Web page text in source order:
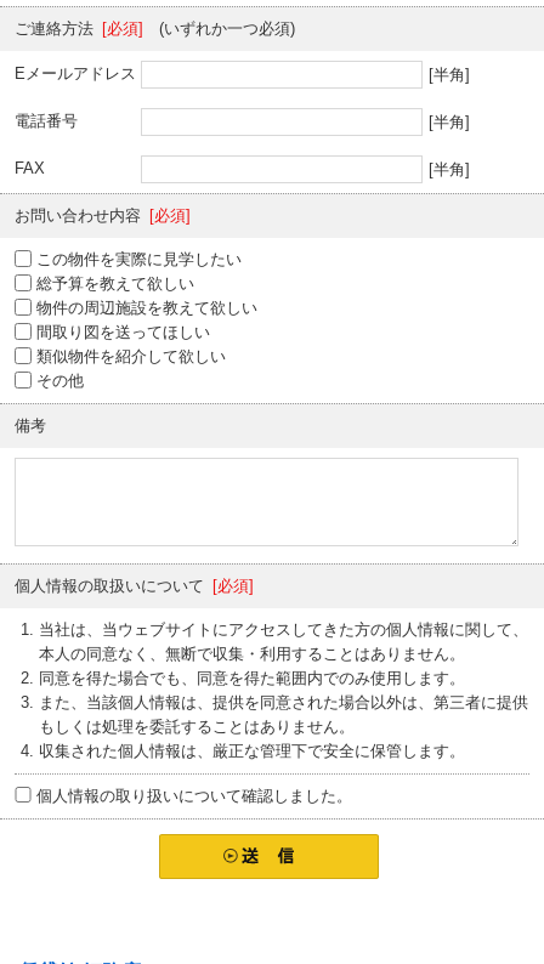
ご連絡方法 [必須] (いずれか一つ必須)
Eメールアドレス [半角]
電話番号 [半角]
FAX [半角]
お問い合わせ内容 [必須]
この物件を実際に見学したい
総予算を教えて欲しい
物件の周辺施設を教えて欲しい
間取り図を送ってほしい
類似物件を紹介して欲しい
その他
備考
個人情報の取扱いについて [必須]
当社は、当ウェブサイトにアクセスしてきた方の個人情報に関して、
本人の同意なく、無断で収集・利用することはありません。
同意を得た場合でも、同意を得た範囲内でのみ使用します。
また、当該個人情報は、提供を同意された場合以外は、第三者に提供
もしくは処理を委託することはありません。
収集された個人情報は、厳正な管理下で安全に保管します。
個人情報の取り扱いについて確認しました。